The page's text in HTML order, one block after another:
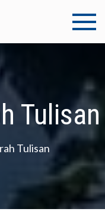
Tulisan
Tulisan